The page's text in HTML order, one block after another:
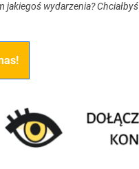
jakiegoś wydarzenia?